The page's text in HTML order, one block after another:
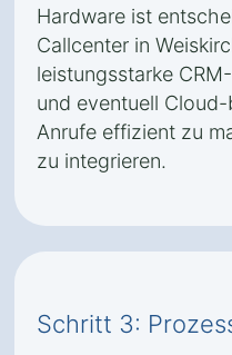
Hardware ist
Callcenter in
leistungsstarke
und eventuell
Anrufe effizient zu
zu integrieren.
Schritt 3: